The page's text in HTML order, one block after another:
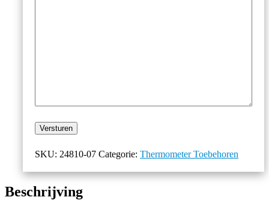
Versturen
SKU: 24810-07 Categorie: Thermometer Toebehoren
Beschrijving